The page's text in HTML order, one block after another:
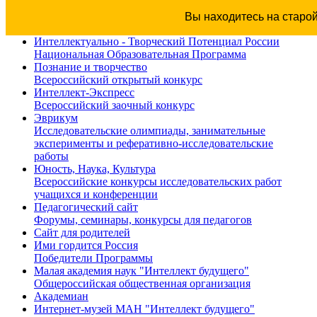
Вы находитесь на
Интеллектуально - Творческий Потенциал России
Национальная Образовательная Программа
Познание и творчество
Всероссийский открытый конкурс
Интеллект-Экспресс
Всероссийский заочный конкурс
Эврикум
Исследовательские олимпиады, занимательные
эксперименты и реферативно-исследовательские
работы
Юность, Наука, Культура
Всероссийские конкурсы исследовательских работ
учащихся и конференции
Педагогический сайт
Форумы, семинары, конкурсы для педагогов
Сайт для родителей
Ими гордится Россия
Победители Программы
Малая академия наук "Интеллект будущего"
Общероссийская общественная организация
Академиан
Интернет-музей МАН "Интеллект будущего"